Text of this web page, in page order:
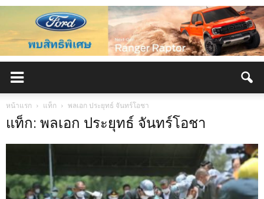
หน้าแรก แท็ก พลเอก ประยุทธ์ จันทร์โอชา
แท็ก: พลเอก ประยุทธ์ จันทร์โอชา